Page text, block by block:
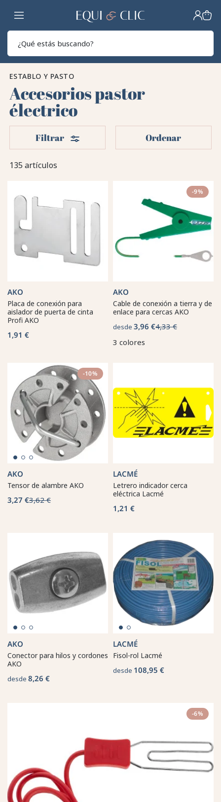
Hogar
ESTABLO Y PASTO
Accesorios pastor
électrico
135 artículos
Filtrar Filtros Ordenar
AKO
Placa de conexión para
aislador de puerta de cinta
Profi AKO
1,91 €
-9%
AKO
Cable de conexión a tierra y de
enlace para cercas AKO
desde 3,96 €4,33 €
3 colores
-10%
AKO
Tensor de alambre AKO
3,27 €3,62 €
LACMÉ
Letrero indicador cerca
eléctrica Lacmé
1,21 €
AKO
Conector para hilos y cordones
AKO
desde 8,26 €
LACMÉ
Fisol-rol Lacmé
desde 108,95 €
-6%